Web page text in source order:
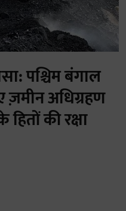
पश्चिम बंगाल
ज़मीन अधिग्रहण
की रक्षा